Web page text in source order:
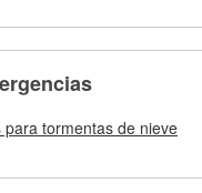
tormentas de nieve